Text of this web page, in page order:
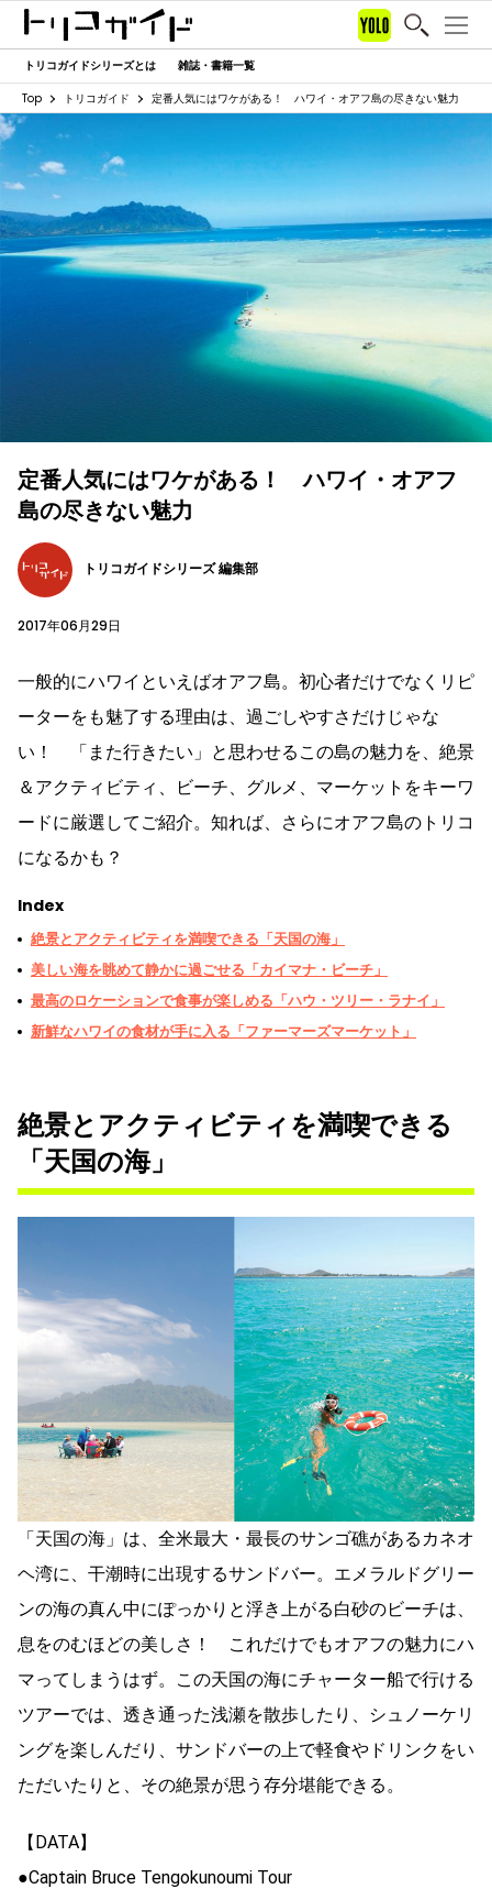
トリコガイドシリーズとは 雑誌・書籍一覧
Top トリコガイド 定番人気にはワケがある！ ハワイ・オアフ島の尽きない魅力
定番人気にはワケがある！ ハワイ・オアフ
島の尽きない魅力
トリコガイドシリーズ 編集部
2017年06月29日
一般的にハワイといえばオアフ島。初心者だけでなくリピ
ーターをも魅了する理由は、過ごしやすさだけじゃな
い！ 「また行きたい」と思わせるこの島の魅力を、絶景
＆アクティビティ、ビーチ、グルメ、マーケットをキーワ
ードに厳選してご紹介。知れば、さらにオアフ島のトリコ
になるかも？
Index
絶景とアクティビティを満喫できる「天国の海」
美しい海を眺めて静かに過ごせる「カイマナ・ビーチ」
最高のロケーションで食事が楽しめる「ハウ・ツリー・ラナイ」
新鮮なハワイの食材が手に入る「ファーマーズマーケット」
絶景とアクティビティを満喫できる
「天国の海」
「天国の海」は、全米最大・最長のサンゴ礁があるカネオ
ヘ湾に、干潮時に出現するサンドバー。エメラルドグリー
ンの海の真ん中にぽっかりと浮き上がる白砂のビーチは、
息をのむほどの美しさ！ これだけでもオアフの魅力にハ
マってしまうはず。この天国の海にチャーター船で行ける
ツアーでは、透き通った浅瀬を散歩したり、シュノーケリ
ングを楽しんだり、サンドバーの上で軽食やドリンクをい
ただいたりと、その絶景が思う存分堪能できる。
【DATA】
●Captain Bruce Tengokunoumi Tour